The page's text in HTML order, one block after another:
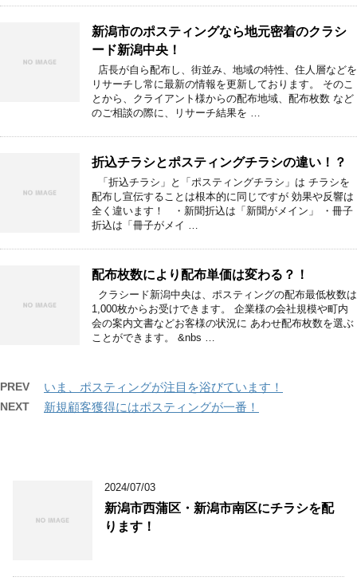
新潟市のポスティングなら地元密着のクラシ
ード新潟中央！
店長が自ら配布し、街並み、地域の特性、住人層などを
リサーチし常に最新の情報を更新しております。 そのこ
とから、クライアント様からの配布地域、配布枚数 など
のご相談の際に、リサーチ結果を …
折込チラシとポスティングチラシの違い！？
「折込チラシ」と「ポスティングチラシ」は チラシを
配布し宣伝することは根本的に同じですが 効果や反響は
全く違います！ ・新聞折込は「新聞がメイン」 ・冊子
折込は「冊子がメイ …
配布枚数により配布単価は変わる？！
クラシード新潟中央は、ポスティングの配布最低枚数は
1,000枚からお受けできます。 企業様の会社規模や町内
会の案内文書などお客様の状況に あわせ配布枚数を選ぶ
ことができます。 &nbs …
PREV いま、ポスティングが注目を浴びています！
NEXT 新規顧客獲得にはポスティングが一番！
2024/07/03
新潟市西蒲区・新潟市南区にチラシを配
ります！